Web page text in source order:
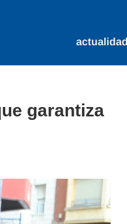
actualidad
garantiza